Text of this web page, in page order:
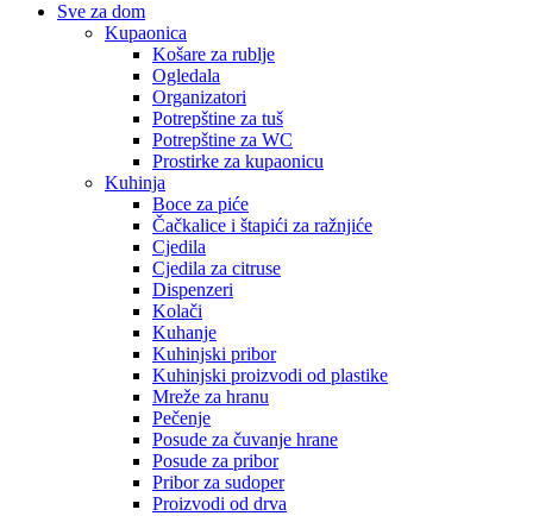
Sve za dom
Kupaonica
Košare za rublje
Ogledala
Organizatori
Potrepštine za tuš
Potrepštine za WC
Prostirke za kupaonicu
Kuhinja
Boce za piće
Čačkalice i štapići za ražnjiće
Cjedila
Cjedila za citruse
Dispenzeri
Kolači
Kuhanje
Kuhinjski pribor
Kuhinjski proizvodi od plastike
Mreže za hranu
Pečenje
Posude za čuvanje hrane
Posude za pribor
Pribor za sudoper
Proizvodi od drva